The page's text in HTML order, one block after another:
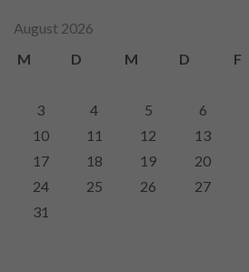
August 2026
M
D M D F
3
4 5 6
10
11 12 13
17
18 19 20
24
25 26 27
31